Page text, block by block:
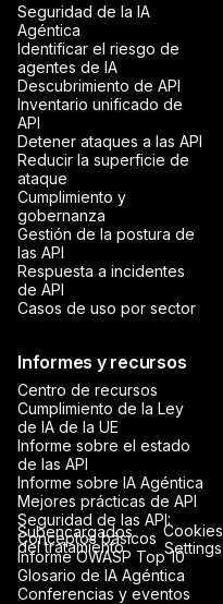
Seguridad de la IA
Agéntica
Identificar el riesgo de
agentes de IA
Descubrimiento de API
Inventario unificado de
API
Detener ataques a las API
Reducir la superficie de
ataque
Cumplimiento y
gobernanza
Gestión de la postura de
las API
Respuesta a incidentes
de API
Casos de uso por sector
Informes y recursos
Centro de recursos
Cumplimiento de la Ley
de IA de la UE
Informe sobre el estado
de las API
Informe sobre IA Agéntica
Mejores prácticas de API
Seguridad de las API:
Conceptos básicos
Informe OWASP Top 10
Glosario de IA Agéntica
Conferencias y eventos
Subencargados
del tratamiento
Cookies
Settings